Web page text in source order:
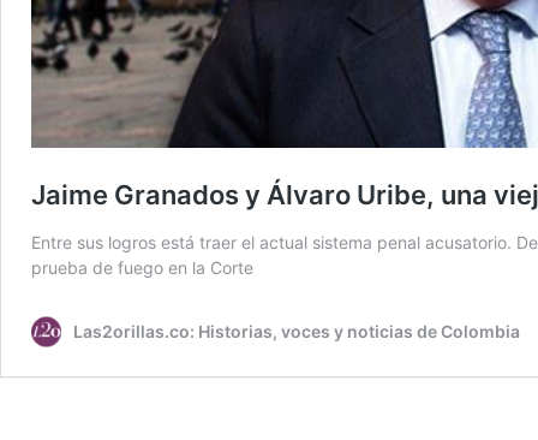
Jaime Granados y Álvaro Uribe, una
Entre sus logros está traer el actual sistema penal acusatorio.
prueba de fuego en la Corte
Las2orillas.co: Historias, voces y noticias de Colombia